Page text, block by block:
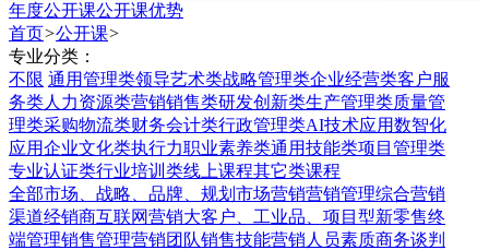
年度公开课公开课优势
首页>公开课>
专业分类：
不限 通用管理类领导艺术类战略管理类企业经营类客户服
务类人力资源类营销销售类研发创新类生产管理类质量管
理类采购物流类财务会计类行政管理类AI技术应用数智化
应用企业文化类执行力职业素养类通用技能类项目管理类
专业认证类行业培训类线上课程其它类课程
全部市场、战略、品牌、规划 市场营销营销管理综合营销
渠道经销商互联网营销大客户、工业品、项目型新零售终
端管理销售管理营销团队销售技能营销人员素质商务谈判